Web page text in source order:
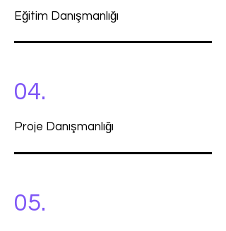
Eğitim Danışmanlığı
04.
Proje Danışmanlığı
05.